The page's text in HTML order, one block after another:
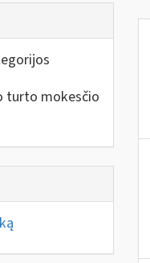
turto mokesčio